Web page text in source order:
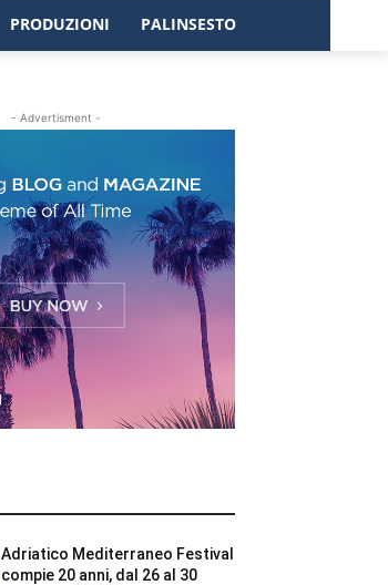
PRODUZIONI PALINSESTO
- Advertisment -
Adriatico Mediterraneo Festival
compie 20 anni, dal 26 al 30